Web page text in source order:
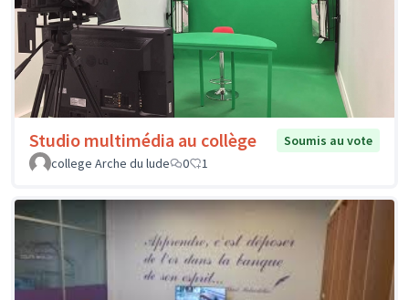
Studio multimédia au collège
Soumis au vote
college Arche du lude
0 1